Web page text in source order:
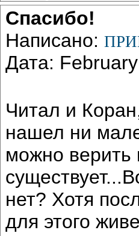
Спасибо!
Написано:
Дата:
Читал и
нашел ни
можно верить
нет? Хотя
для этого